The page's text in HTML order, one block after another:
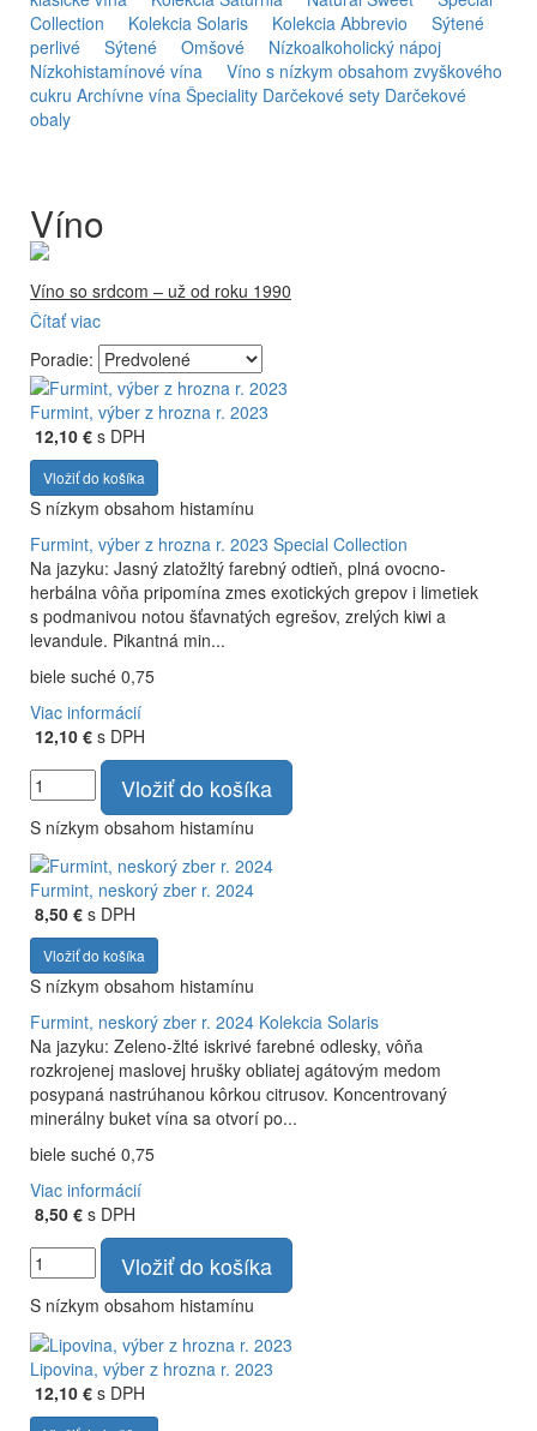
Collection
Kolekcia Solaris Kolekcia Abbrevio
Sýtené
perlivé
Sýtené Omšové
Nízkoalkoholický nápoj
Nízkohistamínové vína
Víno s nízkym obsahom zvyškového
cukru Archívne vína Špeciality Darčekové sety Darčekové
obaly
Víno
Víno so srdcom – už od roku 1990
Firma Ostrožovič je najstaršou privátnou firmou na
slovenskom Tokaji.
Vyrábame kvalitné odrodové a výberové vína. Ako prví sme
priniesli na slovenský trh sólo spracované vína z tokajských
odrôd Furmint, Lipovina a Muškát žltý reduktívnou
technológiou. Hrozno spracúvame najmodernejšími
technológiami, vrátane riadenej fermentácie.
Čítať viac
Poradie:
Furmint, výber z hrozna r. 2023
12,10 € s DPH
Vložiť do košíka
S nízkym obsahom histamínu
Furmint, výber z hrozna r. 2023 Special Collection
Na jazyku: Jasný zlatožltý farebný odtieň, plná ovocno-
herbálna vôňa pripomína zmes exotických grepov i limetiek
s podmanivou notou šťavnatých egrešov, zrelých kiwi a
levandule. Pikantná min...
biele suché 0,75
Viac informácií
12,10 € s DPH
Vložiť do košíka
S nízkym obsahom histamínu
Furmint, neskorý zber r. 2024
8,50 € s DPH
Vložiť do košíka
S nízkym obsahom histamínu
Furmint, neskorý zber r. 2024 Kolekcia Solaris
Na jazyku: Zeleno-žlté iskrivé farebné odlesky, vôňa
rozkrojenej maslovej hrušky obliatej agátovým medom
posypaná nastrúhanou kôrkou citrusov. Koncentrovaný
minerálny buket vína sa otvorí po...
biele suché 0,75
Viac informácií
8,50 € s DPH
Vložiť do košíka
S nízkym obsahom histamínu
Lipovina, výber z hrozna r. 2023
12,10 € s DPH